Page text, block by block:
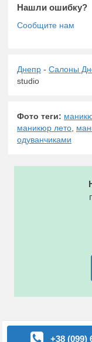
Нашли ошибку?
Днепр - Салоны
studio
Фото теги:
маникюр лето
одуванчиками
+38 (099)